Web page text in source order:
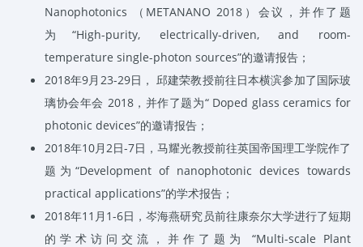
Nanophotonics （ METANANO 2018 ）会议，并作了题
为 “High-purity, electrically-driven, and room-
temperature single-photon sources”的邀请报告；
2018年9月 23-29日， 邱建荣教授前往日本横滨参加了国际玻
璃协会年会 2018，并作了题为“ Doped glass ceramics for
photonic devices”的邀请报告；
2018年10月 2日-7日，马耀光教授前往英国帝国理工学院作了
题为 “Development of nanophotonic devices towards
practical applications”的学术报告；
2018年11 月 1-6日，岑海燕研究员前往康奈尔大学进行了短期
的学术访问交流，并作了题为
“Multi-scale Plant